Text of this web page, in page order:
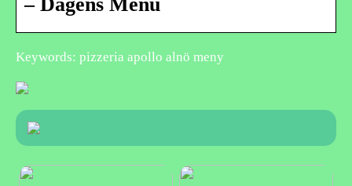
Keywords: pizzeria apollo alnö meny